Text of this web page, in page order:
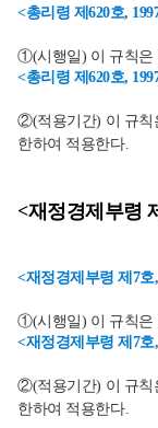
<총리령 제620호,
①(시행일) 이 규칙은
<총리령 제620호,
②(적용기간) 이 규칙
한하여 적용한다.
<재정경제부령
<재정경제부령 제7호,
①(시행일) 이 규칙은
<재정경제부령 제7호,
②(적용기간) 이 규칙
한하여 적용한다.